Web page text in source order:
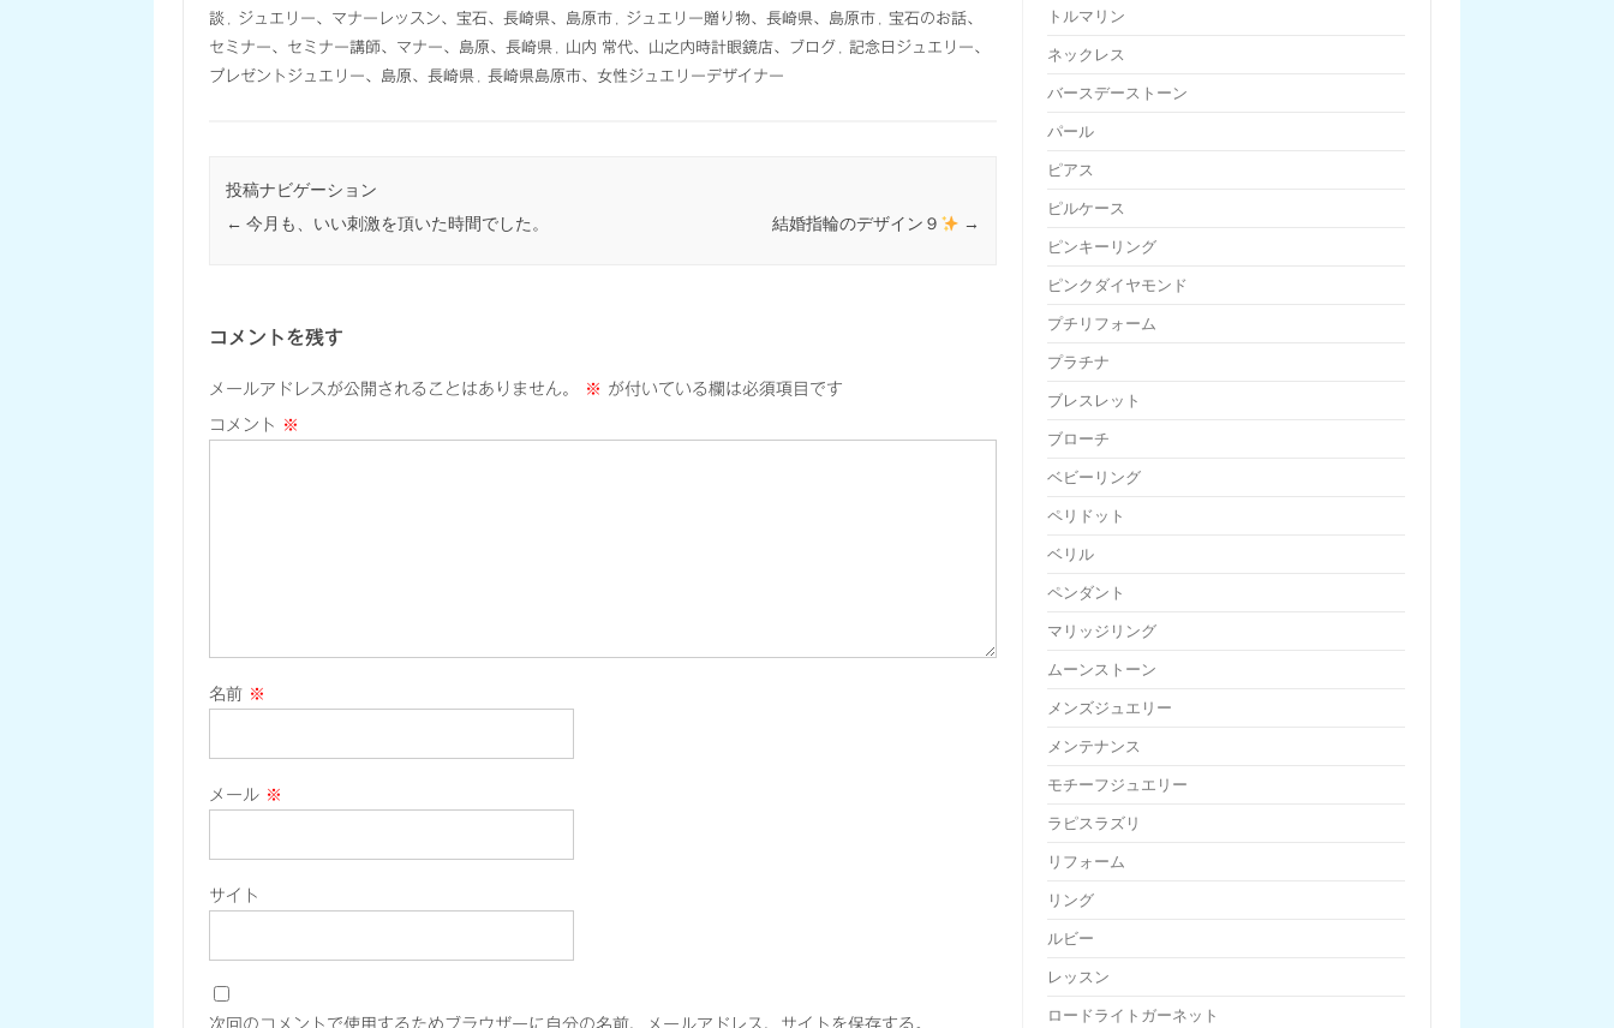
談
ジュエリー、マナーレッスン、宝石、長崎県、島原市 ジュエリー贈り物、長崎県、島原市
宝石のお話、
セミナー、セミナー講師、マナー、島原、長崎県
山内 常代、山之内時計眼鏡店、ブログ
記念日ジュエリー、
プレゼントジュエリー、島原、長崎県
長崎県島原市、女性ジュエリーデザイナー
投稿ナビゲーション
← 今月も、いい刺激を頂いた時間でした。 結婚指輪のデザイン９ →
コメントを残す
メールアドレスが公開されることはありません。 ※ が付いている欄は必須項目です
コメント ※
名前 ※
メール ※
サイト
トルマリン
ネックレス
バースデーストーン
パール
ピアス
ピルケース
ピンキーリング
ピンクダイヤモンド
プチリフォーム
プラチナ
ブレスレット
ブローチ
ベビーリング
ペリドット
ベリル
ペンダント
マリッジリング
ムーンストーン
メンズジュエリー
メンテナンス
モチーフジュエリー
ラピスラズリ
リフォーム
リング
ルビー
レッスン
ロードライトガーネット